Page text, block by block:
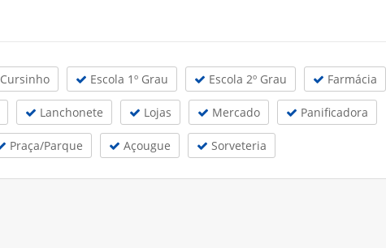
Cursinho Escola 1º Grau Escola 2º Grau Farmácia
Lanchonete Lojas Mercado Panificadora
Praça/Parque Açougue Sorveteria